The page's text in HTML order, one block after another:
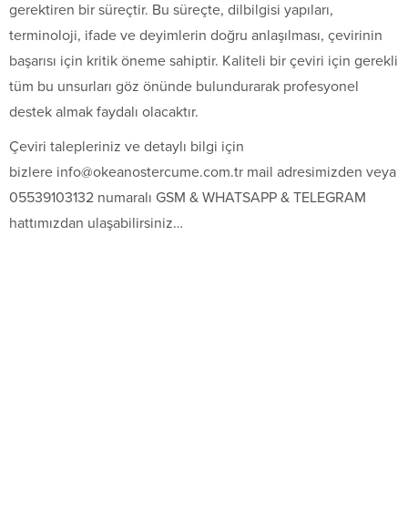
gerektiren bir süreçtir. Bu süreçte, dilbilgisi yapıları,
terminoloji, ifade ve deyimlerin doğru anlaşılması, çevirinin
başarısı için kritik öneme sahiptir. Kaliteli bir çeviri için gerekli
tüm bu unsurları göz önünde bulundurarak profesyonel
destek almak faydalı olacaktır.
Çeviri talepleriniz ve detaylı bilgi için
bizlere info@okeanostercume.com.tr mail adresimizden veya
05539103132 numaralı GSM & WHATSAPP & TELEGRAM
hattımızdan ulaşabilirsiniz…